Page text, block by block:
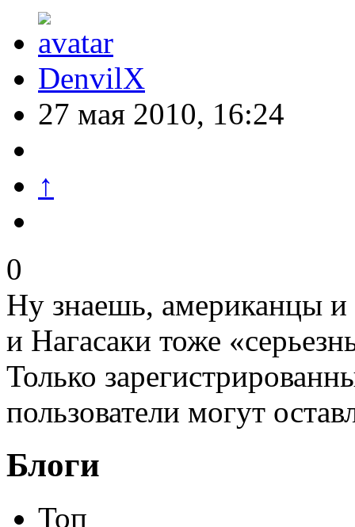
DenvilX
27 мая 2010, 16:24
↑
0
Ну знаешь, американцы
и Нагасаки тоже
Только
пользователи могут
Блоги
Топ